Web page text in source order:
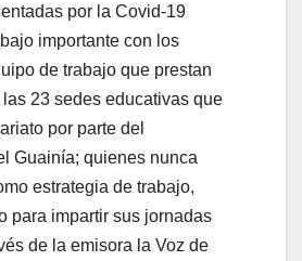
por la Covid-19
importante con los
de trabajo que prestan
23 sedes educativas que
por parte del
Guainía; quienes nunca
estrategia de trabajo,
para impartir sus jornadas
de la emisora la Voz de